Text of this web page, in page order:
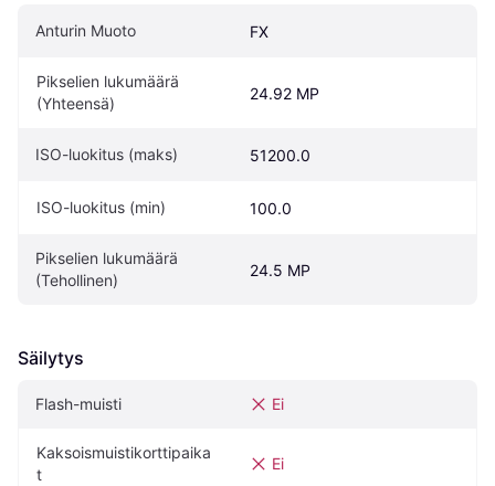
Anturin Muoto FX
Pikselien lukumäärä
(Yhteensä)
24.92 MP
ISO-luokitus (maks) 51200.0
ISO-luokitus (min) 100.0
Pikselien lukumäärä
(Tehollinen)
24.5 MP
Säilytys
Flash-muisti Ei
Kaksoismuistikorttipaika
t
Ei